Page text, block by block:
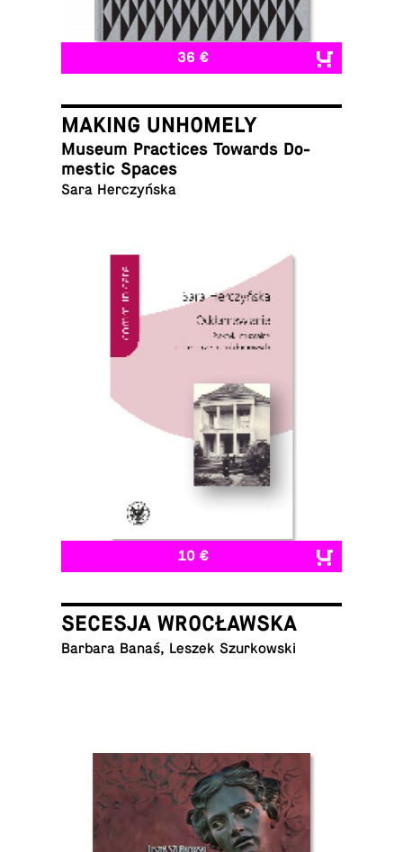
36 €
MAKING UNHOMELY
Museum Prac­tices Towards Do­
mes­tic Spaces
Sara Herczyńska
10 €
SECESJA WROCŁAWSKA
Barbara Banaś, Leszek Szurkowski